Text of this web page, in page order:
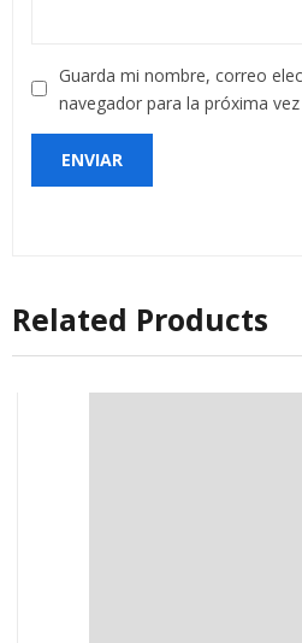
Guarda mi nombre, correo
navegador para la próxima
Related Products